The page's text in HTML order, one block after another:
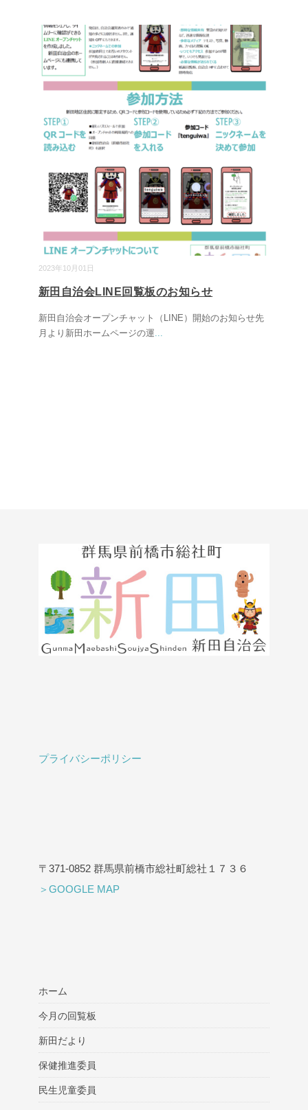
2023年10月01日
新田自治会LINE回覧板のお知らせ
新田自治会オープンチャット（LINE）開始のお知らせ先
月より新田ホームページの運
プライバシーポリシー
〒371-0852 群馬県前橋市総社町総社１７３６
＞GOOGLE MAP
ホーム
今月の回覧板
新田だより
保健推進委員
民生児童委員